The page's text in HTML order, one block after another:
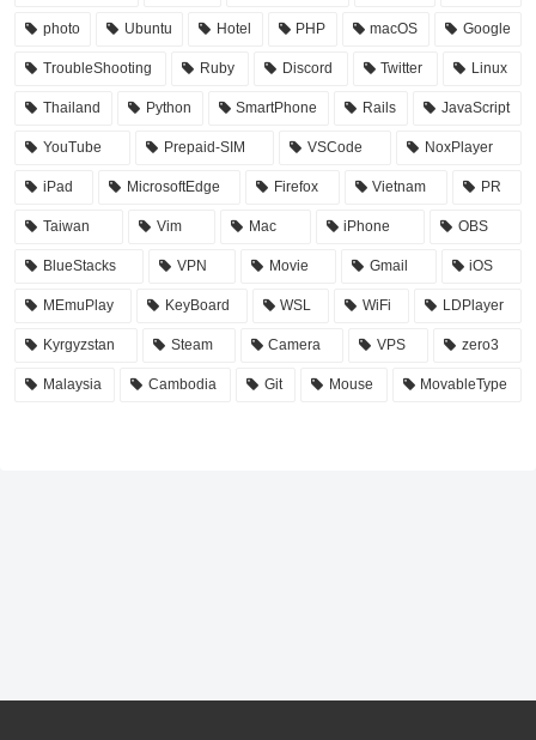
photo Ubuntu Hotel PHP macOS Google
TroubleShooting Ruby Discord Twitter Linux
Thailand Python SmartPhone Rails JavaScript
YouTube Prepaid-SIM VSCode NoxPlayer
iPad MicrosoftEdge Firefox Vietnam PR
Taiwan Vim Mac iPhone OBS
BlueStacks VPN Movie Gmail iOS
MEmuPlay KeyBoard WSL WiFi LDPlayer
Kyrgyzstan Steam Camera VPS zero3
Malaysia Cambodia Git Mouse MovableType